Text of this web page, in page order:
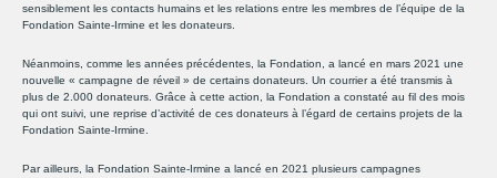
sensiblement les contacts humains et les relations entre les membres de l’équipe de la
Fondation Sainte-Irmine et les donateurs.
Néanmoins, comme les années précédentes, la Fondation, a lancé en mars 2021 une
nouvelle « campagne de réveil » de certains donateurs. Un courrier a été transmis à
plus de 2.000 donateurs. Grâce à cette action, la Fondation a constaté au fil des mois
qui ont suivi, une reprise d’activité de ces donateurs à l’égard de certains projets de la
Fondation Sainte-Irmine.
Par ailleurs, la Fondation Sainte-Irmine a lancé en 2021 plusieurs campagnes